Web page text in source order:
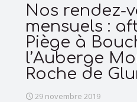
Nos rendez-
mensuels :
Piège à
l’Auberge
Roche de
29 novembre 2019